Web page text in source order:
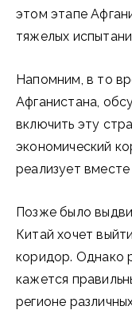
этом этапе
тяжелых
Напомним, в то
Афганистана,
включить эту
экономический
реализует
Позже было
Китай хочет
коридор. Однако
кажется
регионе